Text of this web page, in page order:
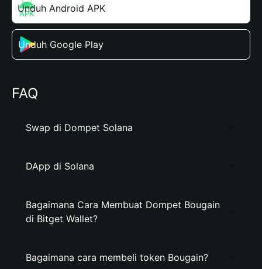
Unduh Android APK
Unduh Google Play
FAQ
Swap di Dompet Solana
DApp di Solana
Bagaimana Cara Membuat Dompet Bougain
di Bitget Wallet?
Bagaimana cara membeli token Bougain?